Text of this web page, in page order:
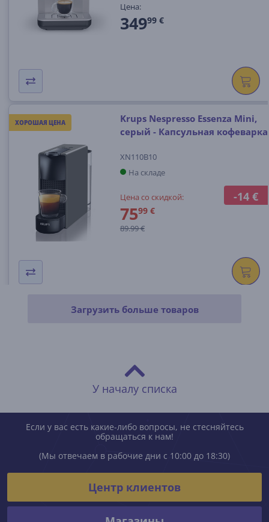
Цена:
34999 €
ХОРОШАЯ ЦЕНА
-14 €
Krups Nespresso Essenza Mini,
серый - Капсульная кофеварка
XN110B10
На складе
Цена со скидкой:
7599 €
89.99 €
Загрузить больше товаров
У началу списка
Если у вас есть какие-либо вопросы, не стесняйтесь
обращаться к нам!
(Мы отвечаем в рабочие дни с 10:00 до 18:30)
Центр клиентов